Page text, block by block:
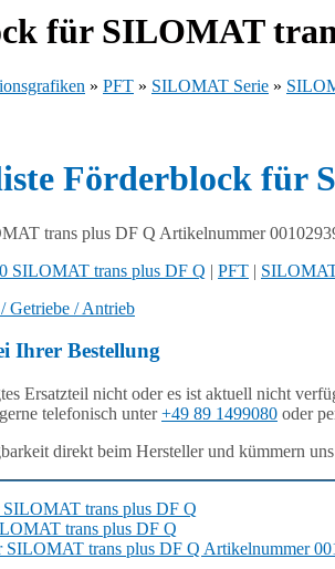
für SILOMAT
» PFT » SILOMAT Serie »
Förderblock für
trans plus DF Q Artikelnummer
SILOMAT trans plus DF Q | PFT |
Getriebe / Antrieb
Ihrer Bestellung
Ersatzteil nicht oder es ist aktuell nicht
telefonisch unter+49 89 1499080 oder
direkt beim Hersteller und kümmern
SILOMAT trans plus DF Q
trans plus DF Q
SILOMAT trans plus DF Q Artikelnummer